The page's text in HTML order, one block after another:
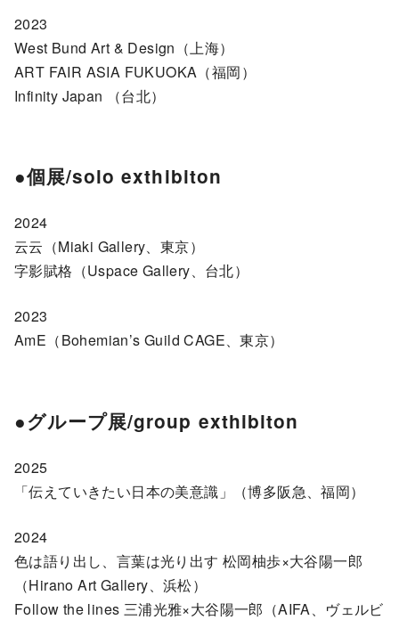
2023
West Bund Art & Design（上海）
ART FAIR ASIA FUKUOKA（福岡）
Infinity Japan （台北）
●個展/solo exthibiton
2024
云云（Miaki Gallery、東京）
字影賦格（Uspace Gallery、台北）
2023
AmE（Bohemian’s Guild CAGE、東京）
●グループ展/group exthibiton
2025
「伝えていきたい日本の美意識」（博多阪急、福岡）
2024
色は語り出し、言葉は光り出す 松岡柚歩×大谷陽一郎
（Hirano Art Gallery、浜松）
Follow the lines 三浦光雅×大谷陽一郎（AIFA、ヴェルビ